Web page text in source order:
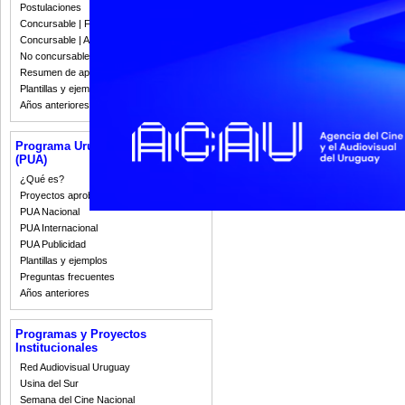
Postulaciones
Concursable | Fallos 2023
Concursable | Actas y Resoluciones
No concursable | Actas y Resoluciones
Resumen de apoyos 2008-2022
Plantillas y ejemplos
Años anteriores
Programa Uruguay Audiovisual
(PUA)
¿Qué es?
Proyectos aprobados
PUA Nacional
PUA Internacional
PUA Publicidad
Plantillas y ejemplos
Preguntas frecuentes
Años anteriores
Programas y Proyectos
Institucionales
Red Audiovisual Uruguay
Usina del Sur
Semana del Cine Nacional
PUBLICACIÓN DE FALLOS agosto